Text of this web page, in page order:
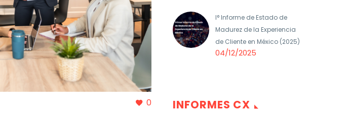
0
I° Informe de Estado de
Madurez de la Experiencia
de Cliente en México (2025)
04/12/2025
INFORMES CX